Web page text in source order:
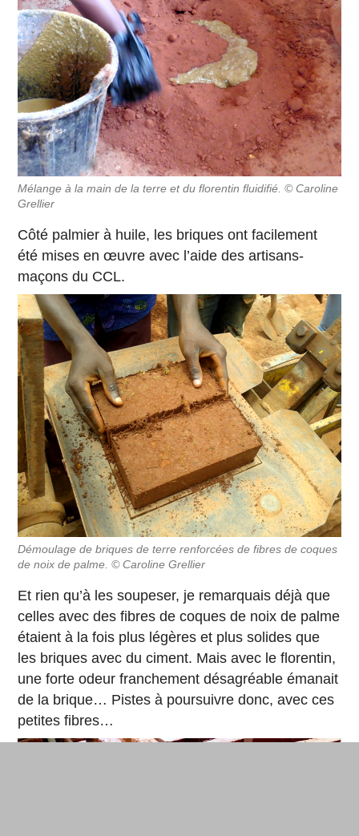
Mélange à la main de la terre et du florentin fluidifié. © Caroline
Grellier
Côté palmier à huile, les briques ont facilement
été mises en œuvre avec l’aide des artisans-
maçons du CCL.
Démoulage de briques de terre renforcées de fibres de coques
de noix de palme. © Caroline Grellier
Et rien qu’à les soupeser, je remarquais déjà que
celles avec des fibres de coques de noix de palme
étaient à la fois plus légères et plus solides que
les briques avec du ciment. Mais avec le florentin,
une forte odeur franchement désagréable émanait
de la brique… Pistes à poursuivre donc, avec ces
petites fibres…